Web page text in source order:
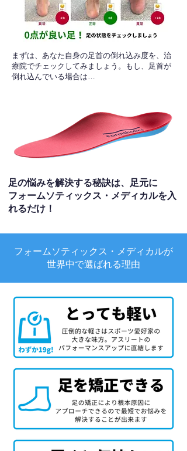
​まずは、あなた自身の足首の倒れ込み度を、治
療院でチェックしてみましょう。もし、足首が
倒れ込んでいる場合は…
足の悩みを解決する秘訣は、足元に
フォームソティックス・メディカルを入
れるだけ！
フォームソティックス・メディカルが
世界中で選ばれる理由